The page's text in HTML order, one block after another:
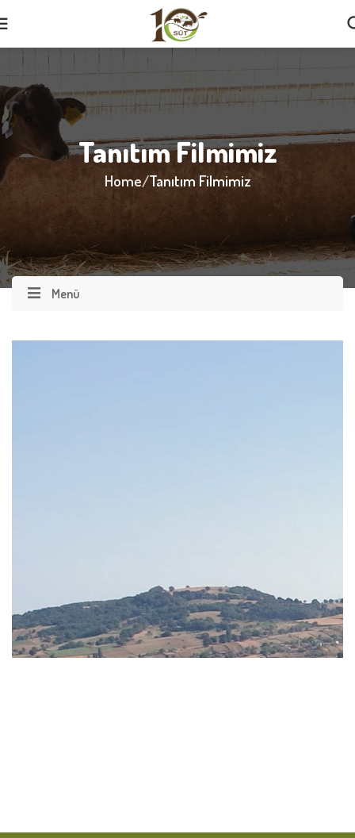
Tanıtım Filmimiz
Home Tanıtım Filmimiz
Menü